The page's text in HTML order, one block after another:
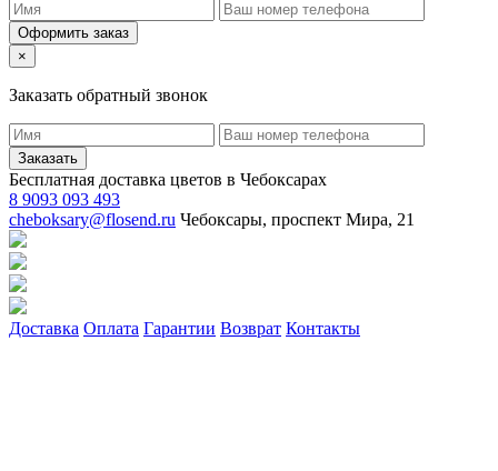
Оформить заказ
×
Заказать обратный звонок
Заказать
Бесплатная доставка цветов в Чебоксарах
8 9093 093 493
cheboksary@flosend.ru Чебоксары, проспект Мира, 21
Доставка Оплата Гарантии Возврат Контакты